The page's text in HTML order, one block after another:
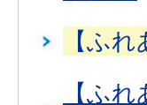
【ふ
【ふ